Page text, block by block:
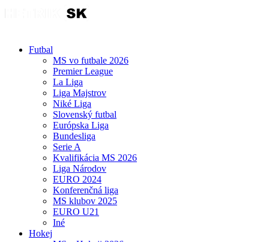
Futbal
MS vo futbale 2026
Premier League
La Liga
Liga Majstrov
Niké Liga
Slovenský futbal
Európska Liga
Bundesliga
Serie A
Kvalifikácia MS 2026
Liga Národov
EURO 2024
Konferenčná liga
MS klubov 2025
EURO U21
Iné
Hokej